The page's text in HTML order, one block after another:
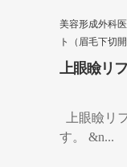
美容形成外科
ト（眉毛下切開
上眼瞼リ
上眼瞼リ
す。 &n...